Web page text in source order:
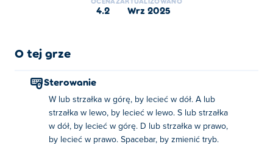
powietrznej z wrogami. Możesz przełączać się między
Jest mnóstwo etapów i wiele samolotów do
pilotem myśliwca?
Jak grać w Sky Mad?
Istnieją dwa główne schematy sterowania dla gry na
4.2 wrz 2025
O tej grze
Sterowanie
W lub strzałka w górę, by lecieć w dół. A lub
strzałka w lewo, by lecieć w lewo. S lub strzałka
w dół, by lecieć w górę. D lub strzałka w prawo,
by lecieć w prawo. Spacebar, by zmienić tryb.